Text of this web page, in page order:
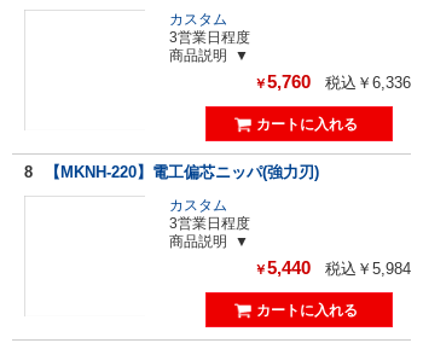
カスタム
3営業日程度
商品説明
￥5,760 税込￥6,336
8 【MKNH-220】電工偏芯ニッパ(強力刃)
カスタム
3営業日程度
商品説明
￥5,440 税込￥5,984